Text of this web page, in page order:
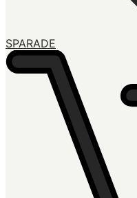
SPARADE